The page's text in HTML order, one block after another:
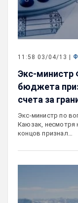
11:58 03/04/13 |
Экс-министр
бюджета
счета за
Экс-министр по
Каюзак, несмотря
концов признал…